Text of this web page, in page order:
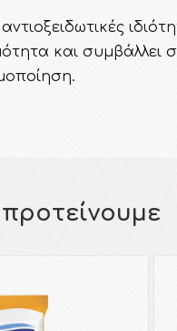
και συμβάλλει